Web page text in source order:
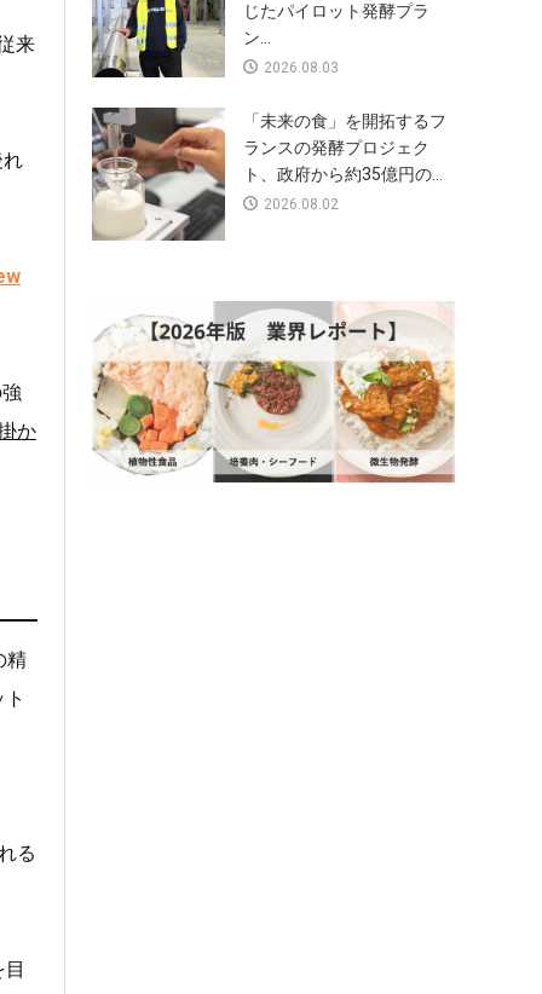
来
れ
か
精
る
じたパイロット発酵プラ
ン...
2026.08.03
「未来の食」を開拓するフ
ランスの発酵プロジェク
ト、政府から約35億円の...
2026.08.02